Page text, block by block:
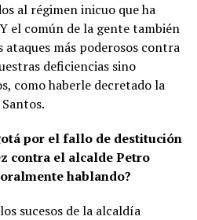
al régimen inicuo que ha
el común de la gente también
más poderosos contra
deficiencias sino
como haberle decretado la
por el fallo de destitución
contra el alcalde Petro
hablando?
sucesos de la alcaldía